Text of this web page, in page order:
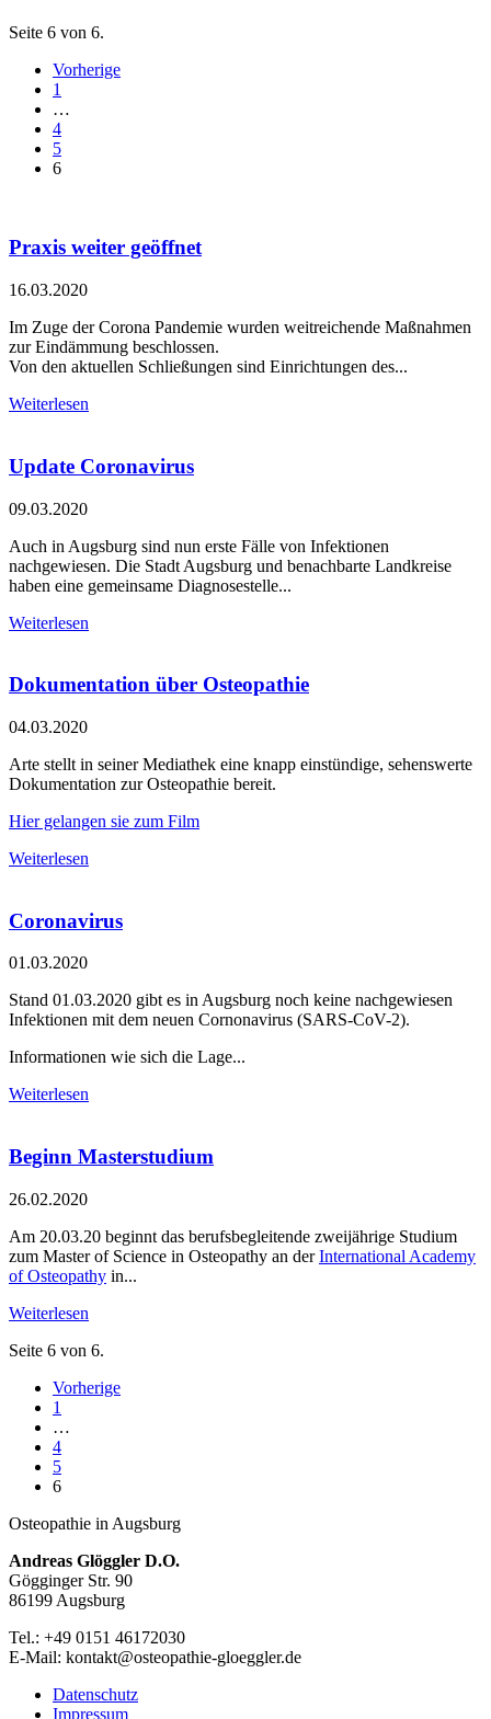
Seite 6 von 6.
Vorherige
1
…
4
5
6
Praxis weiter geöffnet
16.03.2020
Im Zuge der Corona Pandemie wurden weitreichende Maßnahmen
zur Eindämmung beschlossen.
Von den aktuellen Schließungen sind Einrichtungen des...
Weiterlesen
Update Coronavirus
09.03.2020
Auch in Augsburg sind nun erste Fälle von Infektionen
nachgewiesen. Die Stadt Augsburg und benachbarte Landkreise
haben eine gemeinsame Diagnosestelle...
Weiterlesen
Dokumentation über Osteopathie
04.03.2020
Arte stellt in seiner Mediathek eine knapp einstündige, sehenswerte
Dokumentation zur Osteopathie bereit.
Hier gelangen sie zum Film
Weiterlesen
Coronavirus
01.03.2020
Stand 01.03.2020 gibt es in Augsburg noch keine nachgewiesen
Infektionen mit dem neuen Cornonavirus (SARS-CoV-2).
Informationen wie sich die Lage...
Weiterlesen
Beginn Masterstudium
26.02.2020
Am 20.03.20 beginnt das berufsbegleitende zweijährige Studium
zum Master of Science in Osteopathy an derInternational Academy
of Osteopathy in...
Weiterlesen
Seite 6 von 6.
Vorherige
1
…
4
5
6
Osteopathie in Augsburg
Andreas Glöggler D.O.
Gögginger Str. 90
86199 Augsburg
Tel.: +49 0151 46172030
E-Mail: kontakt@osteopathie-gloeggler.de
Datenschutz
Impressum